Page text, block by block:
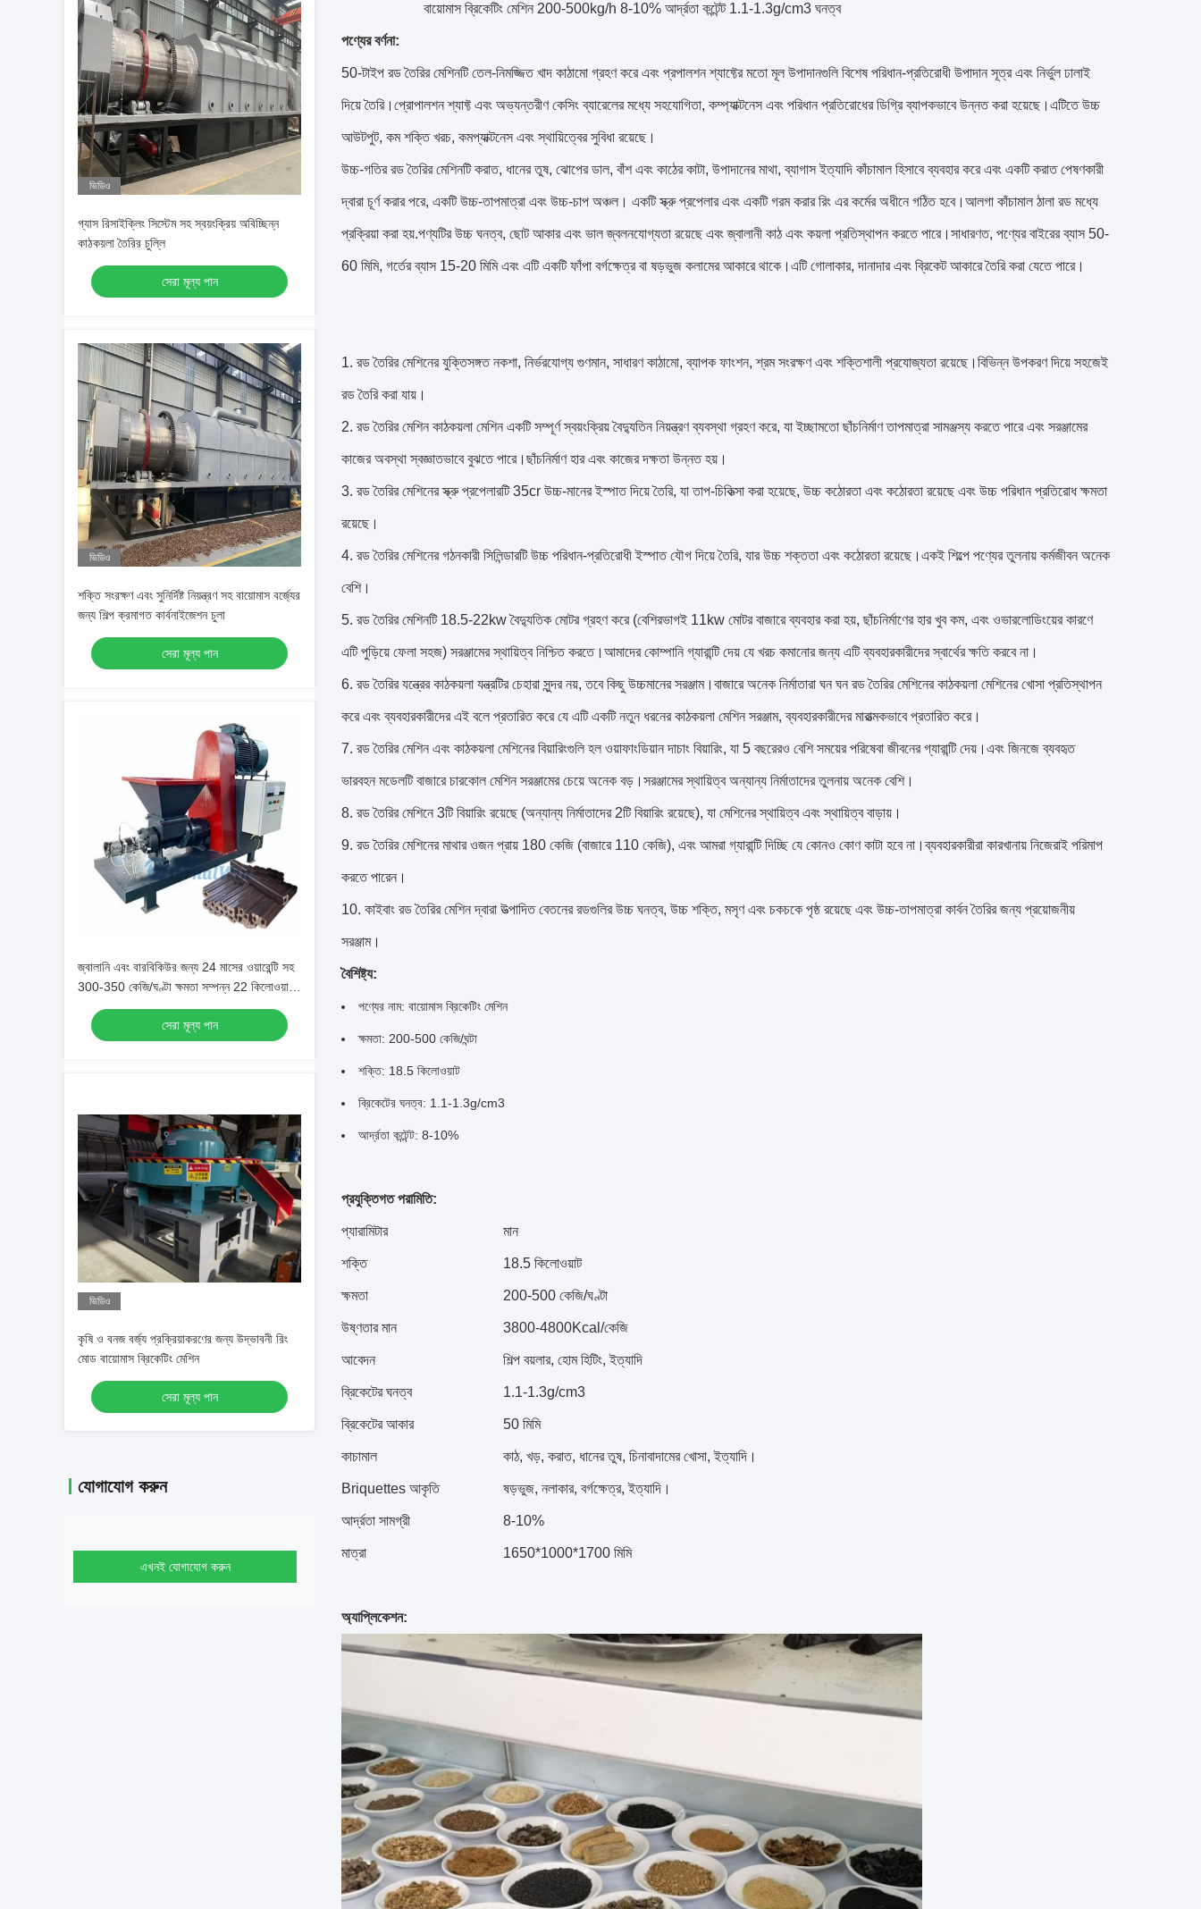
ভিডিও
গ্যাস রিসাইক্লিং সিস্টেম সহ স্বয়ংক্রিয় অবিচ্ছিন্ন
কাঠকয়লা তৈরির চুল্লি
সেরা মূল্য পান
ভিডিও
শক্তি সংরক্ষণ এবং সুনির্দিষ্ট নিয়ন্ত্রণ সহ বায়োমাস বর্জ্যের
জন্য শিল্প ক্রমাগত কার্বনাইজেশন চুলা
সেরা মূল্য পান
জ্বালানি এবং বারবিকিউর জন্য 24 মাসের ওয়ারেন্টি সহ
300-350 কেজি/ঘণ্টা ক্ষমতা সম্পন্ন 22 কিলোওয়াট
পাওয়ার বায়োমাস ব্রिकेटিং মেশিন
সেরা মূল্য পান
ভিডিও
কৃষি ও বনজ বর্জ্য প্রক্রিয়াকরণের জন্য উদ্ভাবনী রিং
মোড বায়োমাস ব্রিকেটিং মেশিন
সেরা মূল্য পান
যোগাযোগ করুন
এখনই যোগাযোগ করুন
বায়োমাস ব্রিকেটিং মেশিন 200-500kg/h 8-10% আর্দ্রতা কন্টেন্ট 1.1-1.3g/cm3 ঘনত্ব
পণ্যের বর্ণনা:
50-টাইপ রড তৈরির মেশিনটি তেল-নিমজ্জিত খাদ কাঠামো গ্রহণ করে এবং প্রপালশন শ্যাফ্টের মতো মূল উপাদানগুলি বিশেষ পরিধান-প্রতিরোধী উপাদান সূত্র এবং নির্ভুল ঢালাই
দিয়ে তৈরি।প্রোপালশন শ্যাফ্ট এবং অভ্যন্তরীণ কেসিং ব্যারেলের মধ্যে সহযোগিতা, কম্প্যাক্টনেস এবং পরিধান প্রতিরোধের ডিগ্রি ব্যাপকভাবে উন্নত করা হয়েছে।এটিতে উচ্চ
আউটপুট, কম শক্তি খরচ, কমপ্যাক্টনেস এবং স্থায়িত্বের সুবিধা রয়েছে।
উচ্চ-গতির রড তৈরির মেশিনটি করাত, ধানের তুষ, ঝোপের ডাল, বাঁশ এবং কাঠের কাটা, উপাদানের মাথা, ব্যাগাস ইত্যাদি কাঁচামাল হিসাবে ব্যবহার করে এবং একটি করাত পেষণকারী
দ্বারা চূর্ণ করার পরে, একটি উচ্চ-তাপমাত্রা এবং উচ্চ-চাপ অঞ্চল। একটি স্ক্রু প্রপেলার এবং একটি গরম করার রিং এর কর্মের অধীনে গঠিত হবে।আলগা কাঁচামাল ঠালা রড মধ্যে
প্রক্রিয়া করা হয়.পণ্যটির উচ্চ ঘনত্ব, ছোট আকার এবং ভাল জ্বলনযোগ্যতা রয়েছে এবং জ্বালানী কাঠ এবং কয়লা প্রতিস্থাপন করতে পারে।সাধারণত, পণ্যের বাইরের ব্যাস 50-
60 মিমি, গর্তের ব্যাস 15-20 মিমি এবং এটি একটি ফাঁপা বর্গক্ষেত্র বা ষড়ভুজ কলামের আকারে থাকে।এটি গোলাকার, দানাদার এবং ব্রিকেট আকারে তৈরি করা যেতে পারে।
1. রড তৈরির মেশিনের যুক্তিসঙ্গত নকশা, নির্ভরযোগ্য গুণমান, সাধারণ কাঠামো, ব্যাপক ফাংশন, শ্রম সংরক্ষণ এবং শক্তিশালী প্রযোজ্যতা রয়েছে।বিভিন্ন উপকরণ দিয়ে সহজেই
রড তৈরি করা যায়।
2. রড তৈরির মেশিন কাঠকয়লা মেশিন একটি সম্পূর্ণ স্বয়ংক্রিয় বৈদ্যুতিন নিয়ন্ত্রণ ব্যবস্থা গ্রহণ করে, যা ইচ্ছামতো ছাঁচনির্মাণ তাপমাত্রা সামঞ্জস্য করতে পারে এবং সরঞ্জামের
কাজের অবস্থা স্বজ্ঞাতভাবে বুঝতে পারে।ছাঁচনির্মাণ হার এবং কাজের দক্ষতা উন্নত হয়।
3. রড তৈরির মেশিনের স্ক্রু প্রপেলারটি 35cr উচ্চ-মানের ইস্পাত দিয়ে তৈরি, যা তাপ-চিকিত্সা করা হয়েছে, উচ্চ কঠোরতা এবং কঠোরতা রয়েছে এবং উচ্চ পরিধান প্রতিরোধ ক্ষমতা
রয়েছে।
4. রড তৈরির মেশিনের গঠনকারী সিলিন্ডারটি উচ্চ পরিধান-প্রতিরোধী ইস্পাত যৌগ দিয়ে তৈরি, যার উচ্চ শক্ততা এবং কঠোরতা রয়েছে।একই শিল্পে পণ্যের তুলনায় কর্মজীবন অনেক
বেশি।
5. রড তৈরির মেশিনটি 18.5-22kw বৈদ্যুতিক মোটর গ্রহণ করে (বেশিরভাগই 11kw মোটর বাজারে ব্যবহার করা হয়, ছাঁচনির্মাণের হার খুব কম, এবং ওভারলোডিংয়ের কারণে
এটি পুড়িয়ে ফেলা সহজ) সরঞ্জামের স্থায়িত্ব নিশ্চিত করতে।আমাদের কোম্পানি গ্যারান্টি দেয় যে খরচ কমানোর জন্য এটি ব্যবহারকারীদের স্বার্থের ক্ষতি করবে না।
6. রড তৈরির যন্ত্রের কাঠকয়লা যন্ত্রটির চেহারা সুন্দর নয়, তবে কিছু উচ্চমানের সরঞ্জাম।বাজারে অনেক নির্মাতারা ঘন ঘন রড তৈরির মেশিনের কাঠকয়লা মেশিনের খোসা প্রতিস্থাপন
করে এবং ব্যবহারকারীদের এই বলে প্রতারিত করে যে এটি একটি নতুন ধরনের কাঠকয়লা মেশিন সরঞ্জাম, ব্যবহারকারীদের মারাত্মকভাবে প্রতারিত করে।
7. রড তৈরির মেশিন এবং কাঠকয়লা মেশিনের বিয়ারিংগুলি হল ওয়াফাংডিয়ান দাচাং বিয়ারিং, যা 5 বছরেরও বেশি সময়ের পরিষেবা জীবনের গ্যারান্টি দেয়।এবং জিনজে ব্যবহৃত
ভারবহন মডেলটি বাজারে চারকোল মেশিন সরঞ্জামের চেয়ে অনেক বড়।সরঞ্জামের স্থায়িত্ব অন্যান্য নির্মাতাদের তুলনায় অনেক বেশি।
8. রড তৈরির মেশিনে 3টি বিয়ারিং রয়েছে (অন্যান্য নির্মাতাদের 2টি বিয়ারিং রয়েছে), যা মেশিনের স্থায়িত্ব এবং স্থায়িত্ব বাড়ায়।
9. রড তৈরির মেশিনের মাথার ওজন প্রায় 180 কেজি (বাজারে 110 কেজি), এবং আমরা গ্যারান্টি দিচ্ছি যে কোনও কোণ কাটা হবে না।ব্যবহারকারীরা কারখানায় নিজেরাই পরিমাপ
করতে পারেন।
10. কাইবাং রড তৈরির মেশিন দ্বারা উত্পাদিত বেতনের রডগুলির উচ্চ ঘনত্ব, উচ্চ শক্তি, মসৃণ এবং চকচকে পৃষ্ঠ রয়েছে এবং উচ্চ-তাপমাত্রা কার্বন তৈরির জন্য প্রয়োজনীয়
সরঞ্জাম।
বৈশিষ্ট্য:
পণ্যের নাম: বায়োমাস ব্রিকেটিং মেশিন
ক্ষমতা: 200-500 কেজি/ঘন্টা
শক্তি: 18.5 কিলোওয়াট
ব্রিকেটের ঘনত্ব: 1.1-1.3g/cm3
আর্দ্রতা কন্টেন্ট: 8-10%
প্রযুক্তিগত পরামিতি:
প্যারামিটার মান
শক্তি 18.5 কিলোওয়াট
ক্ষমতা 200-500 কেজি/ঘণ্টা
উষ্ণতার মান 3800-4800Kcal/কেজি
আবেদন শিল্প বয়লার, হোম হিটিং, ইত্যাদি
ব্রিকেটের ঘনত্ব 1.1-1.3g/cm3
ব্রিকেটের আকার 50 মিমি
কাচামাল কাঠ, খড়, করাত, ধানের তুষ, চিনাবাদামের খোসা, ইত্যাদি।
Briquettes আকৃতি ষড়ভুজ, নলাকার, বর্গক্ষেত্র, ইত্যাদি।
আর্দ্রতা সামগ্রী 8-10%
মাত্রা 1650*1000*1700 মিমি
অ্যাপ্লিকেশন: